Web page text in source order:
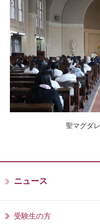
聖マグダ
ニュース
受験生の方